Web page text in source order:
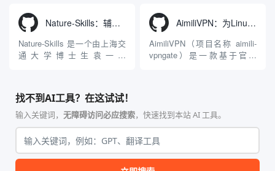
Windows 平台。当用户使用桌
面版 Gemini 客户端或
Antigravity IDE ...
动Seed 3D两大行业领先的AI
模型架构，致力于帮助用户无
需掌握复杂的3D拓扑知识或昂
贵的专业软件，即可在...
Nature-Skills：辅助撰写学术论文和绘制科研图表的智能体插件
Nature-Skills 是一个由上海交
通大学博士生袁一哲
合，专为顶级学术期刊（如
Nature、Science、Cell 等）
的论文撰写与发表流程设计。
该工具集以智能体插...
AimiliVPN：为Linux提供纯净出站家庭IP的VPN代理网关
AimiliVPN（项目名称 aimili-
vpngate）是一款基于官方
纯 Python 标准库编写，用户
无需安装...
找不到AI工具？在这试试！
输入关键词， 无障碍访问必应搜索，快速找到本站 AI 工具。